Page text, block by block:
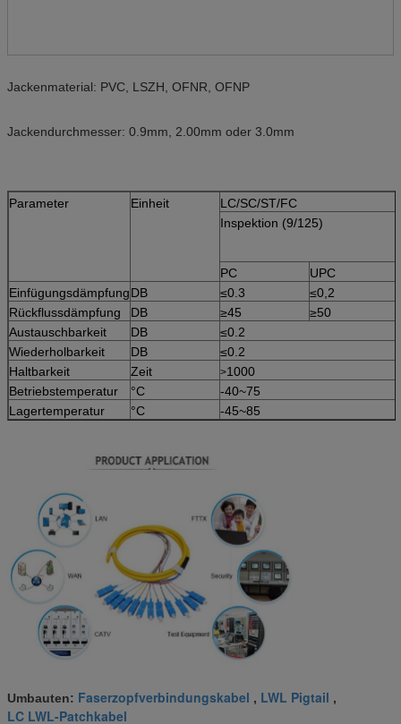
Jackenmaterial: PVC, LSZH, OFNR, OFNP
Jackendurchmesser: 0.9mm, 2.00mm oder 3.0mm
Parameter Einheit
LC/SC/ST/FC
Inspektion (9/125)
PC UPC
EinfügungsdämpfungDB ≤0.3 ≤0,2
Rückflussdämpfung
DB ≥45 ≥50
Austauschbarkeit
DB
≤0.2
Wiederholbarkeit
DB
≤0.2
Haltbarkeit
Zeit >1000
Betriebstemperatur
°C
-40~75
Lagertemperatur
°C -45~85
Umbauten: Faserzopfverbindungskabel , LWL Pigtail ,
LC LWL-Patchkabel